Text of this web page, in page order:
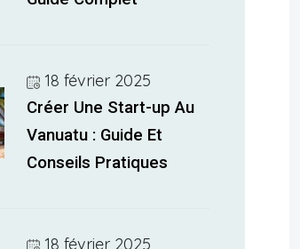
18 février 2025
Créer Une Start-up Au
Vanuatu : Guide Et
Conseils Pratiques
18 février 2025